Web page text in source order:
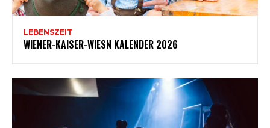
LEBENSZEIT
WIENER-KAISER-WIESN KALENDER 2026